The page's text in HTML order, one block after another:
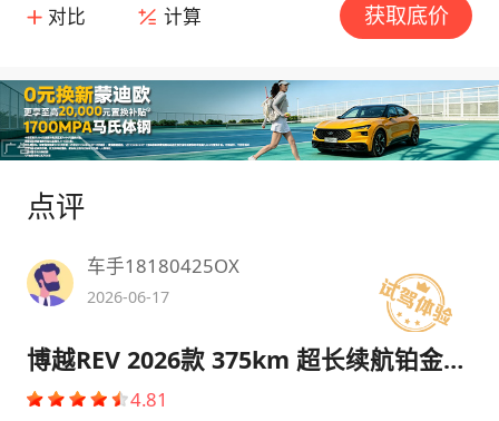
对比 计算 获取底价
点评
车手18180425OX
2026-06-17
博越REV 2026款 375km 超长续航铂金智尊版
4.81